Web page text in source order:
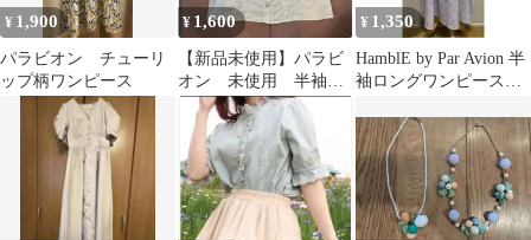
¥ 1,900
パラビオン チューリ
ップ柄ワンピース
¥ 1,600
【新品未使用】パラビ
オン 未使用 半袖ブ
ラウス
¥ 1,350
HamblE by Par Avion 半
袖ロングワンピース